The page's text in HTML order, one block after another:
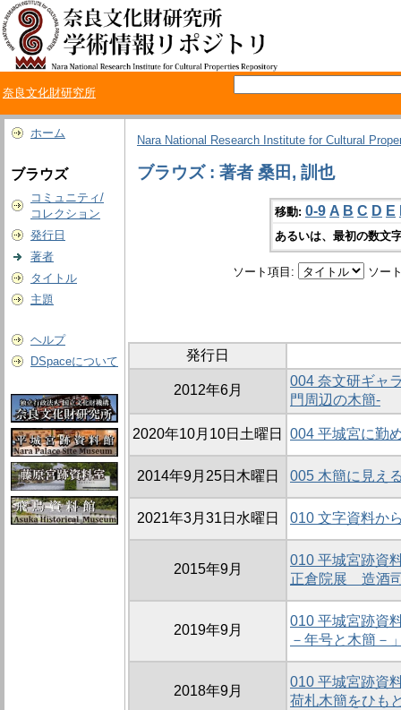
奈良文化財研究所
ホーム
ブラウズ
コミュニティ/
コレクション
発行日
著者
タイトル
主題
ヘルプ
DSpaceについて
Nara National Research Institute for Cultural
ブラウズ : 著者 桑田, 訓也
移動: 0-9 A B C D E
あるいは、最初の数文
ソート項目: ソー
発行日
2012年6月
004 奈文研ギャ
門周辺の木簡-
2020年10月10日土曜日 004 平城宮に勤
2014年9月25日木曜日 005 木簡に見え
2021年3月31日水曜日 010 文字資料か
2015年9月
010 平城宮跡資
正倉院展 造酒
2019年9月
010 平城宮跡資
－年号と木簡－
2018年9月
010 平城宮跡資
荷札木簡をひも